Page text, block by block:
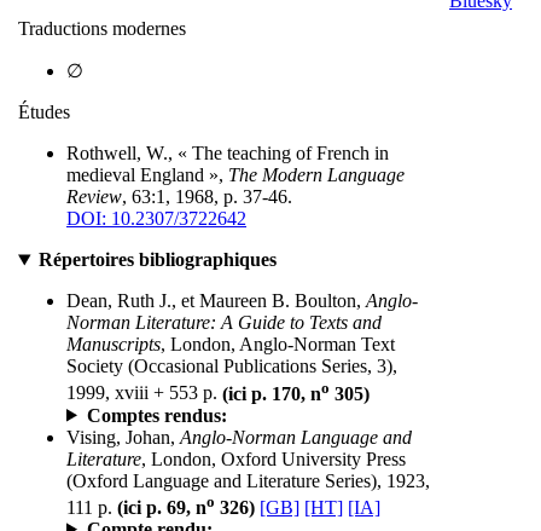
Traductions modernes
∅
Études
Rothwell, W., « The teaching of French in
medieval England », The Modern Language
Review, 63:1, 1968, p. 37-46.
DOI: 10.2307/3722642
Répertoires bibliographiques
Dean, Ruth J., et Maureen B. Boulton, Anglo-
Norman Literature: A Guide to Texts and
Manuscripts, London, Anglo-Norman Text
Society (Occasional Publications Series, 3),
1999, xviii + 553 p. (ici p. 170, no 305)
Comptes rendus:
Vising, Johan, Anglo-Norman Language and
Literature, London, Oxford University Press
(Oxford Language and Literature Series), 1923,
111 p. (ici p. 69, no 326) [GB] [HT] [IA]